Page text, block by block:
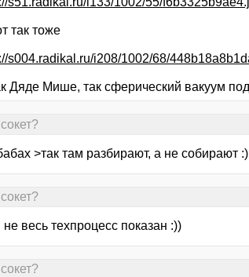
так тоже
s004.radikal.ru/i208/1002/68/
Дяде Мише, так сферический вакуум
>так там разбирают, а не собирают :)
весь техпроцесс показан :))